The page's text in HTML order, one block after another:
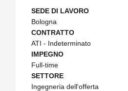
SEDE DI LAVORO
Bologna
CONTRATTO
ATI - Indeterminato
IMPEGNO
Full-time
SETTORE
Ingegneria dell'offerta